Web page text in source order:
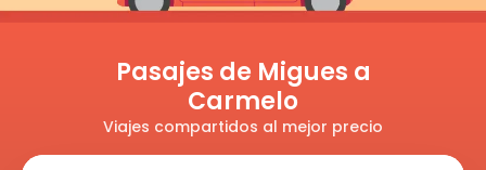
Pasajes de Migues a
Carmelo
Viajes compartidos al mejor precio